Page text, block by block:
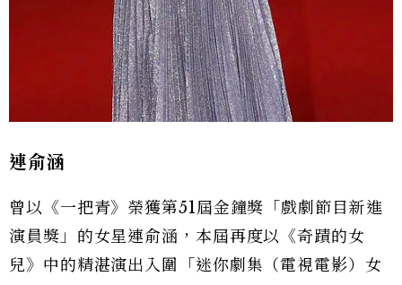
連俞涵
曾以《一把青》榮獲第51屆金鐘獎「戲劇節目新進
演員獎」的女星連俞涵，本屆再度以《奇蹟的女
兒》中的精湛演出入圍「迷你劇集（電視電影）女